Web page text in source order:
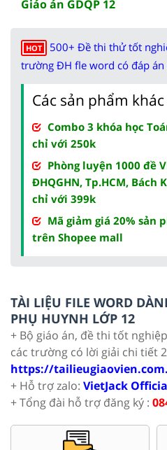
Giáo án GDQP 12
HOT
500+ Đề thi thử tốt
trường ĐH fle word có đáp án
Các sản phẩm
Combo 3 khóa học
chỉ với 250k
Phòng luyện 1000 đề
ĐHQGHN, Tp.HCM, Bách
chỉ với 399k
Mã giảm giá 20% sản
trên Shopee mall
TÀI LIỆU FILE WORD
PHỤ HUYNH LỚP 12
+ Bộ giáo án, đề thi tốt
các trường có lời giải chi tiết
https://
+ Hỗ trợ zalo: VietJack
+ Tổng đài hỗ trợ đăng ký :